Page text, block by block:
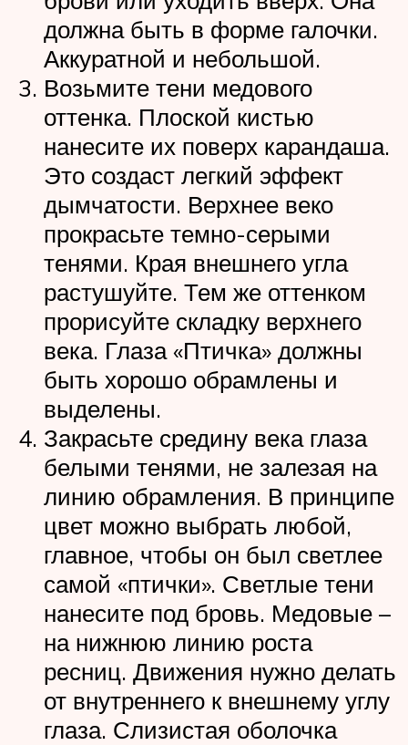
должна быть в форме галочки.
Аккуратной и небольшой.
Возьмите тени медового
оттенка. Плоской кистью
нанесите их поверх карандаша.
Это создаст легкий эффект
дымчатости. Верхнее веко
прокрасьте темно-серыми
тенями. Края внешнего угла
растушуйте. Тем же оттенком
прорисуйте складку верхнего
века. Глаза «Птичка» должны
быть хорошо обрамлены и
выделены.
Закрасьте средину века глаза
белыми тенями, не залезая на
линию обрамления. В принципе
цвет можно выбрать любой,
главное, чтобы он был светлее
самой «птички». Светлые тени
нанесите под бровь. Медовые –
на нижнюю линию роста
ресниц. Движения нужно делать
от внутреннего к внешнему углу
глаза. Слизистая оболочка